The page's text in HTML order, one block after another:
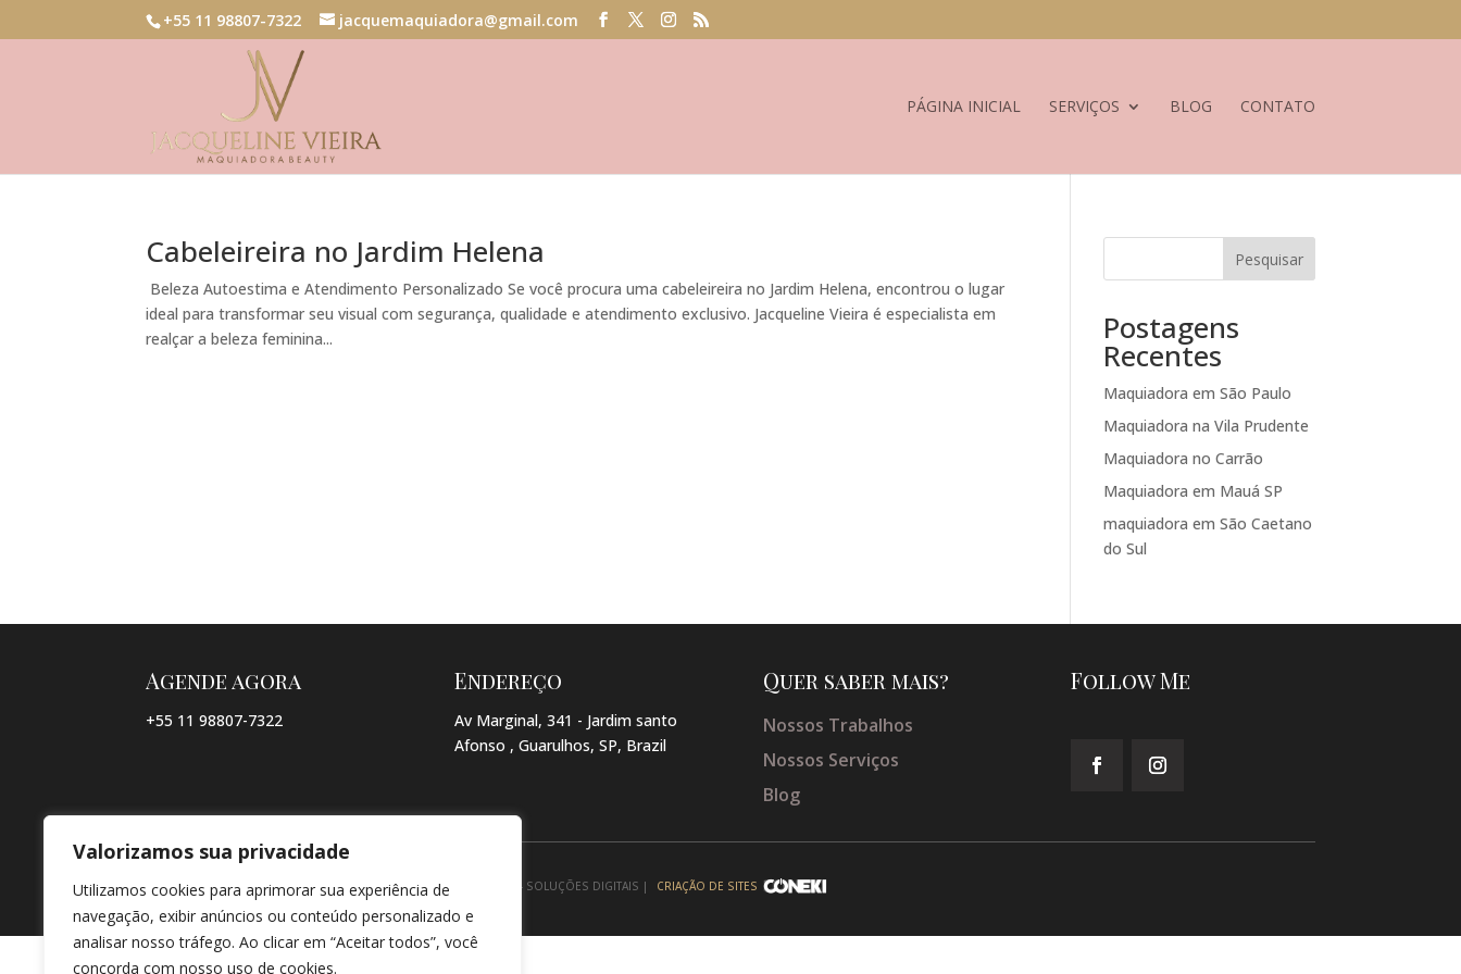
Valorizamos sua privacidade
Utilizamos cookies para aprimorar sua experiência de
navegação, exibir anúncios ou conteúdo personalizado e
analisar nosso tráfego. Ao clicar em “Aceitar todos”, você
concorda com nosso uso de cookies.
+55 11 98807-7322 jacquemaquiadora@gmail.com
PÁGINA INICIAL SERVIÇOS BLOG CONTATO
Cabeleireira no Jardim Helena
Beleza Autoestima e Atendimento Personalizado Se você procura uma cabeleireira no Jardim Helena, encontrou o lugar
ideal para transformar seu visual com segurança, qualidade e atendimento exclusivo. Jacqueline Vieira é especialista em
realçar a beleza feminina...
Pesquisar
Postagens
Recentes
Maquiadora em São Paulo
Maquiadora na Vila Prudente
Maquiadora no Carrão
Maquiadora em Mauá SP
maquiadora em São Caetano
do Sul
Agende agora
+55 11 98807-7322
Endereço
Av Marginal, 341 - Jardim santo
Afonso , Guarulhos, SP, Brazil
Quer saber mais?
Nossos Trabalhos
Nossos Serviços
Blog
Follow Me
© COPYRIGHT 2026 → JACQUELINE VIEIRA MAKEUP → POR: CONEKI - SOLUÇÕES DIGITAIS | CRIAÇÃO DE SITES